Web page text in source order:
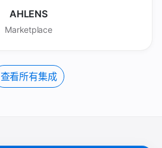
AHLENS
Marketplace
查看所有集成